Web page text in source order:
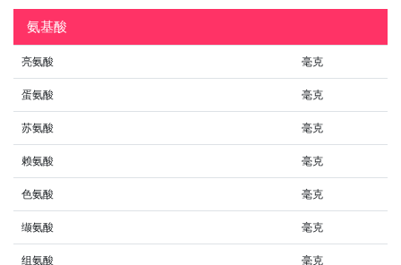
氨基酸
亮氨酸 毫克
蛋氨酸 毫克
苏氨酸 毫克
赖氨酸 毫克
色氨酸 毫克
缬氨酸 毫克
组氨酸 毫克